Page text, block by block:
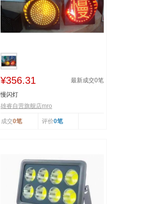
¥356.31 最新成交0笔
慢闪灯
雄睿自营旗舰店mro
成交0笔 评价0笔